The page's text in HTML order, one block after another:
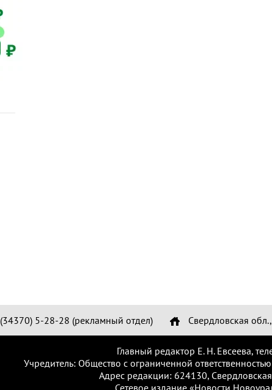
(34370) 5-28-28 (рекламный отдел) Свердловская
Главный редактор Е. Н. Евсеева,
Учредитель: Общество с ограниченной
Адрес редакции: 624130,